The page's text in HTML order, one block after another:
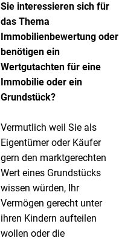
Sie interessieren sich für
das Thema
Immobilienbewertung oder
benötigen ein
Wertgutachten für eine
Immobilie oder ein
Grundstück?
Vermutlich weil Sie als
Eigentümer oder Käufer
gern den marktgerechten
Wert eines Grundstücks
wissen würden, Ihr
Vermögen gerecht unter
ihren Kindern aufteilen
wollen oder die